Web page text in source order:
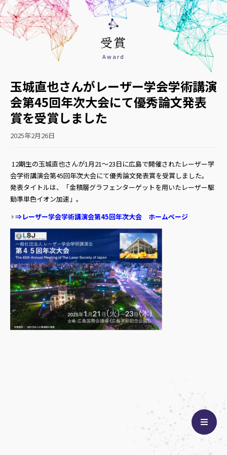
受賞
Award
玉城直也さんがレーザー学会学術講演
会第45回年次大会にて優秀論文発表
賞を受賞しました
2025年2月26日
12期生の玉城直也さんが1月21～23日に広島で開催されたレーザー学
会学術講演会第45回年次大会にて優秀論文発表賞を受賞しました。
発表タイトルは、「金積層グラフェンターゲットを用いたレーザー駆
動準単色イオン加速」。
⇒レーザー学会学術講演会第45回年次大会 ホームページ